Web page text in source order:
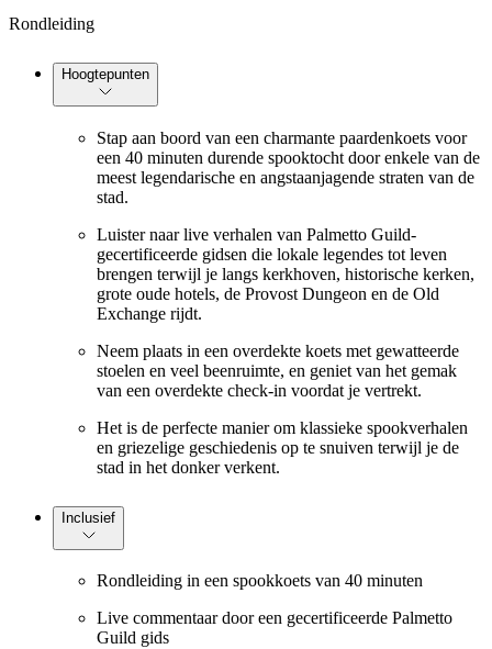
Rondleiding
Hoogtepunten
Stap aan boord van een charmante paardenkoets voor
een 40 minuten durende spooktocht door enkele van de
meest legendarische en angstaanjagende straten van de
stad.
Luister naar live verhalen van Palmetto Guild-
gecertificeerde gidsen die lokale legendes tot leven
brengen terwijl je langs kerkhoven, historische kerken,
grote oude hotels, de Provost Dungeon en de Old
Exchange rijdt.
Neem plaats in een overdekte koets met gewatteerde
stoelen en veel beenruimte, en geniet van het gemak
van een overdekte check-in voordat je vertrekt.
Het is de perfecte manier om klassieke spookverhalen
en griezelige geschiedenis op te snuiven terwijl je de
stad in het donker verkent.
Inclusief
Rondleiding in een spookkoets van 40 minuten
Live commentaar door een gecertificeerde Palmetto
Guild gids